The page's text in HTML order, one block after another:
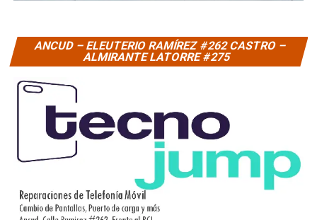
ANCUD – ELEUTERIO RAMÍREZ #262 CASTRO –
ALMIRANTE LATORRE #275